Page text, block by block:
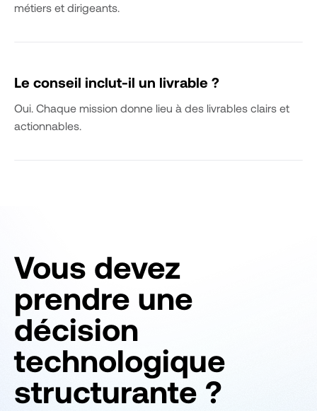
métiers et dirigeants.
Le conseil inclut-il un livrable ?
Oui. Chaque mission donne lieu à des livrables clairs et
actionnables.
Vous devez
prendre une
décision
technologique
structurante ?